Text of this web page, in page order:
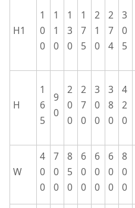
H1
1
0
0
1
1
0
1
3
0
1
7
5
2
1
0
2
7
4
3
0
5
H
1
6
5
9
0
2
0
0
2
7
0
3
0
0
3
8
0
4
2
0
W
4
0
0
7
0
0
8
5
0
6
0
0
6
0
0
6
0
0
8
0
0